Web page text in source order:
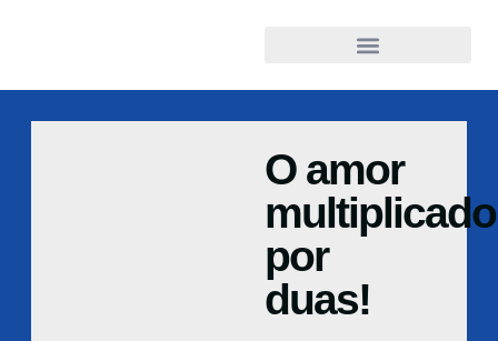
O amor
multiplicado
por
duas!